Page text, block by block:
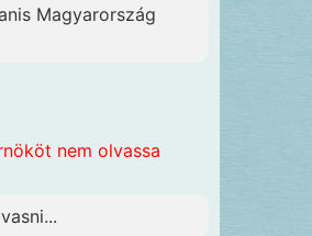
Magyarország
nem olvassa